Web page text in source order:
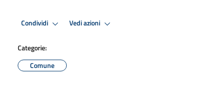
Condividi Vedi azioni
Categorie:
Comune